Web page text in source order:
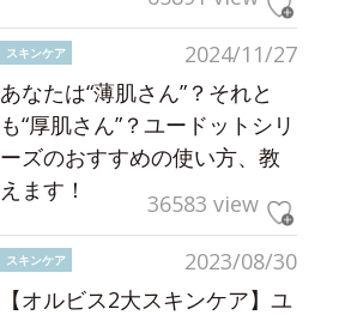
2024/11/27
スキンケア
あなたは“薄肌さん”？それと
も“厚肌さん”？ユードットシリ
ーズのおすすめの使い方、教
えます！
36583 view
2023/08/30
スキンケア
【オルビス2大スキンケア】ユ